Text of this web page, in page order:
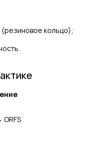
кольцо);